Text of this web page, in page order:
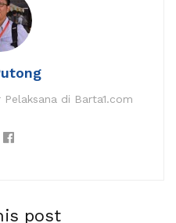
di Barta1.com
post